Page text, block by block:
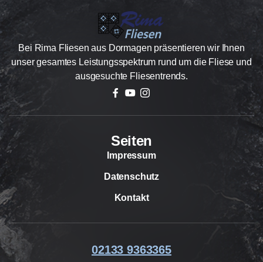
Bei Rima Fliesen aus Dormagen präsentieren wir Ihnen
unser gesamtes Leistungsspektrum rund um die Fliese und
ausgesuchte Fliesentrends.
Seiten
Impressum
Datenschutz
Kontakt
02133 9363365